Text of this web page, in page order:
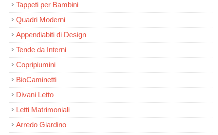
Tappeti per Bambini
Quadri Moderni
Appendiabiti di Design
Tende da Interni
Copripiumini
BioCaminetti
Divani Letto
Letti Matrimoniali
Arredo Giardino